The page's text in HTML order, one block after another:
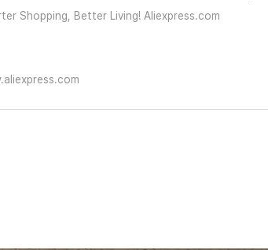
Shopping, Better Living! Aliexpress.com